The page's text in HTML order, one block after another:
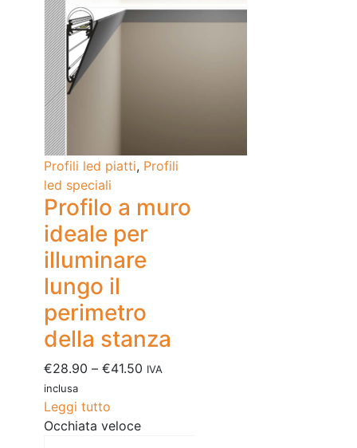
Profili led piatti, Profili
led speciali
Profilo a muro
ideale per
illuminare
lungo il
perimetro
della stanza
€28.90 – €41.50 IVA
inclusa
Leggi tutto
Occhiata veloce